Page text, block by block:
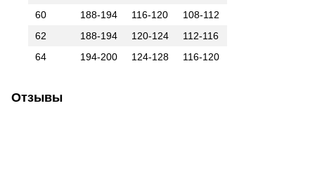
60
188-194 116-120
108-112
62
188-194 120-124
112-116
64
194-200 124-128 116-120
Отзывы